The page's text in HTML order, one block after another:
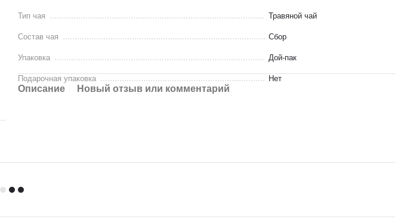
Тип чая Травяной чай
Состав чая Сбор
Упаковка Дой-пак
Подарочная упаковка Нет
Описание Новый отзыв или комментарий